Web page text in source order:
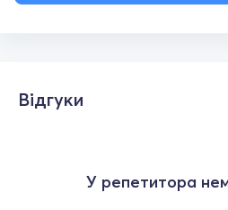
Відгуки
У репетитора